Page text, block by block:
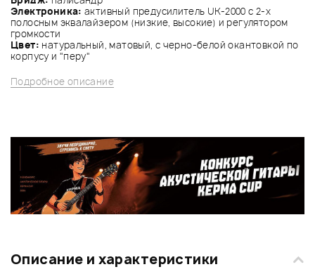
Электроника:активный предусилитель UK-2000 с 2-х
полосным эквалайзером (низкие, высокие) и регулятором
громкости
Цвет: натуральный, матовый, с черно-белой окантовкой по
корпусу и "перу"
Подробное описание
Описание и характеристики